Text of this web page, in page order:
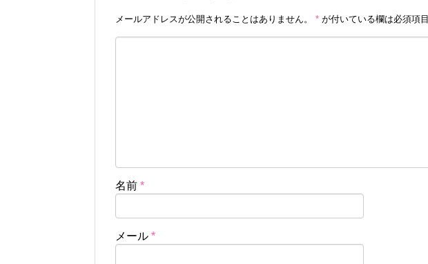
メールアドレスが公開されることはありません。 * が付いている欄は必須項
名前 *
メール *